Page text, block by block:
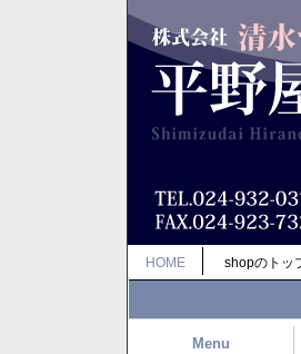
HOME shopのトッ
Menu